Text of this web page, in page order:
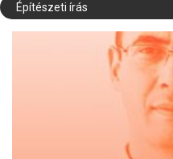
Építészeti írás